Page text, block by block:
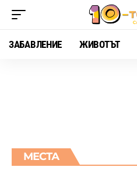
ЗАБАВЛЕНИЕ ЖИВОТЪТ
МЕСТА